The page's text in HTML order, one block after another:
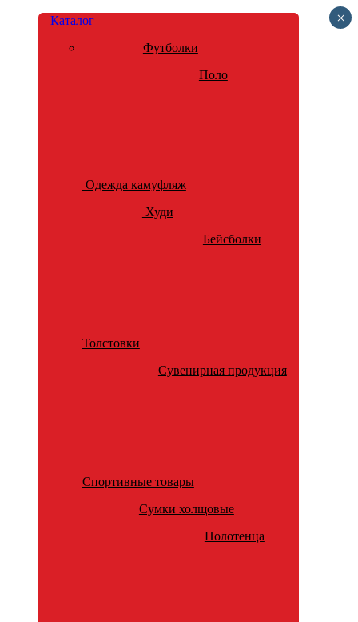
Каталог
Футболки
Поло
Одежда камуфляж
Худи
Бейсболки
Толстовки
Сувенирная продукция
Спортивные товары
Сумки холщовые
Полотенца
×